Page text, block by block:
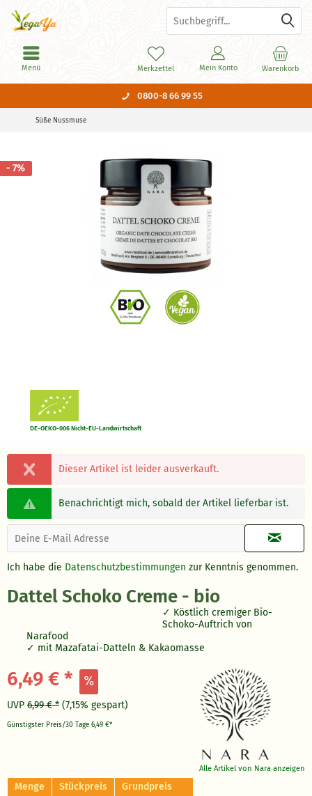
0800-8 66 99 55
Warenkorb
Merkzettel Mein Konto
Menü
Süße Nussmuse
- 7%
DE-OEKO-006 Nicht-EU-Landwirtschaft
Dieser Artikel ist leider ausverkauft.
Benachrichtigt mich, sobald der Artikel lieferbar ist.
Ich habe die Datenschutzbestimmungen zur Kenntnis genommen.
Dattel Schoko Creme - bio
Köstlich cremiger Bio-
Schoko-Auftrich von
Narafood
mit Mazafatai-Datteln & Kakaomasse
Alle Artikel von Nara anzeigen
6,49 € *
UVP 6,99 € * (7,15% gespart)
Günstigster Preis/30 Tage 6,49 €*
Menge Stückpreis Grundpreis